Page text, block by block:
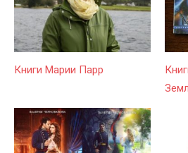
Книги Марии Парр